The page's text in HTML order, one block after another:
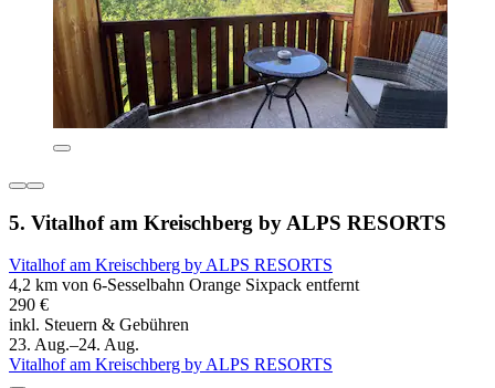
5. Vitalhof am Kreischberg by ALPS RESORTS
Vitalhof am Kreischberg by ALPS RESORTS
4,2 km von 6-Sesselbahn Orange Sixpack entfernt
290 €
inkl. Steuern & Gebühren
23. Aug.–24. Aug.
Vitalhof am Kreischberg by ALPS RESORTS